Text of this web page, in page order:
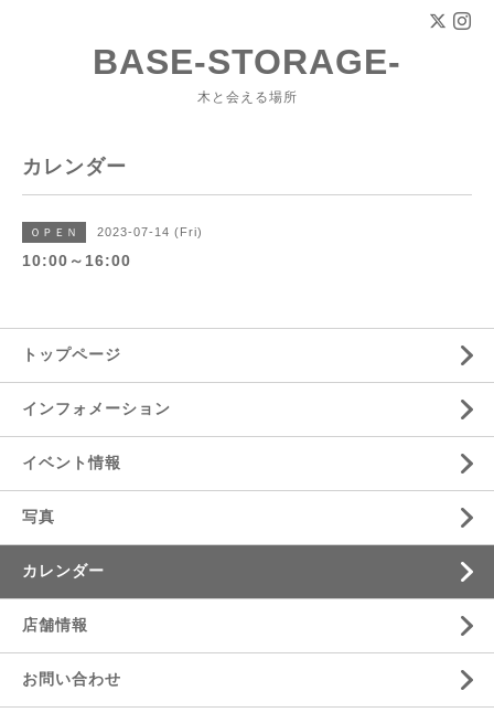
BASE-STORAGE-
木と会える場所
カレンダー
ＯＰＥＮ 2023-07-14 (Fri)
10:00～16:00
トップページ
インフォメーション
イベント情報
写真
カレンダー
店舗情報
お問い合わせ